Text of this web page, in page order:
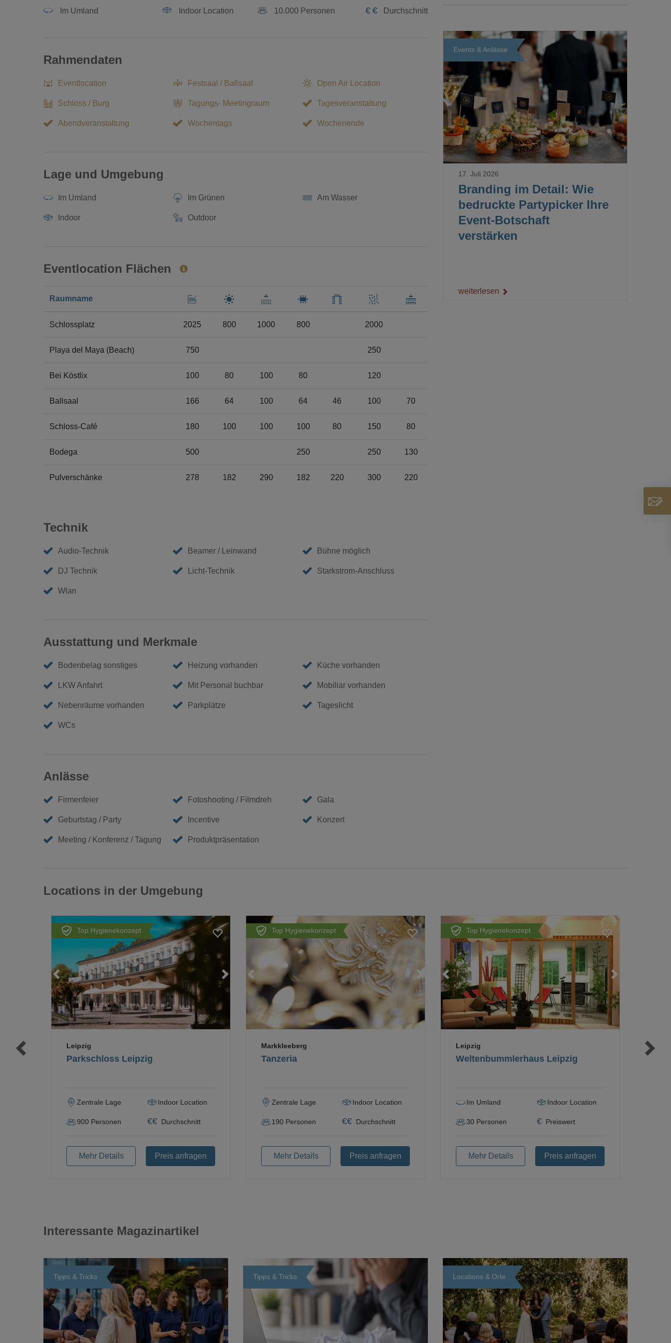
Im Umland Indoor Location 10.000 Personen € € Durchschnitt
Rahmendaten
Eventlocation Festsaal / Ballsaal Open Air Location
Schloss / Burg Tagungs- Meetingraum Tagesveranstaltung
Abendveranstaltung Wochentags Wochenende
Lage und Umgebung
Im Umland Im Grünen Am Wasser
Indoor Outdoor
Eventlocation Flächen
Raumname
Schlossplatz 2025 800 1000 800 2000
Playa del Maya (Beach) 750 250
Bei Köstlix 100 80 100 80 120
Ballsaal 166 64 100 64 46 100 70
Schloss-Café 180 100 100 100 80 150 80
Bodega 500 250 250 130
Pulverschänke 278 182 290 182 220 300 220
Technik
Audio-Technik Beamer / Leinwand Bühne möglich
DJ Technik Licht-Technik Starkstrom-Anschluss
Wlan
Ausstattung und Merkmale
Bodenbelag sonstiges Heizung vorhanden Küche vorhanden
LKW Anfahrt Mit Personal buchbar Mobiliar vorhanden
Nebenräume vorhanden Parkplätze Tageslicht
WCs
Anlässe
Firmenfeier Fotoshooting / Filmdreh Gala
Geburtstag / Party Incentive Konzert
Meeting / Konferenz / Tagung Produktpräsentation
Events & Anlässe
Loading...
Branding im Detail: Wie
bedruckte Partypicker Ihre
Event-Botschaft
verstärken
17. Juli 2026
weiterlesen
Locations in der Umgebung
Top Hygienekonzept
Parkschloss Leipzig
Leipzig
Zentrale Lage Indoor Location
900 Personen €€ Durchschnitt
Mehr Details Preis anfragen
Top Hygienekonzept
Tanzeria
Markkleeberg
Zentrale Lage Indoor Location
190 Personen €€ Durchschnitt
Mehr Details Preis anfragen
Top Hygienekonzept
Weltenbummlerhaus Leipzig
Leipzig
Im Umland Indoor Location
30 Personen € Preiswert
Mehr Details Preis anfragen
Interessante Magazinartikel
Tipps & Tricks
Loading...
Tipps & Tricks
Loading...
Locations & Orte
Loading...